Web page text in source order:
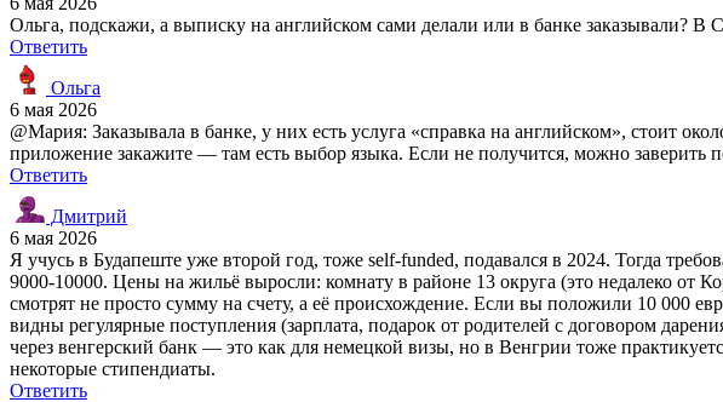
Ольга, подскажи, а выписку на английском сами делали или в банке заказывали? В
Ответить
Ольга
6 мая 2026
@Мария: Заказывала в банке, у них есть услуга «справка на английском», стоит
приложение закажите — там есть выбор языка. Если не получится, можно заверить
Ответить
Дмитрий
6 мая 2026
Я учусь в Будапеште уже второй год, тоже self-funded, подавался в 2024. Тогда
9000-10000. Цены на жильё выросли: комнату в районе 13 округа (это недалеко от
смотрят не просто сумму на счету, а её происхождение. Если вы положили 10 000
видны регулярные поступления (зарплата, подарок от родителей с договором
через венгерский банк — это как для немецкой визы, но в Венгрии тоже
некоторые стипендиаты.
Ответить